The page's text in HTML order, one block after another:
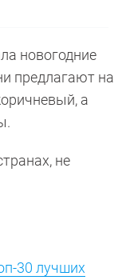
новогодние
предлагают на
а
не
30 лучших